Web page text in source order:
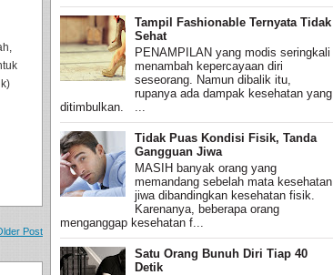
Post
Tampil Fashionable Ternyata Tidak
Sehat
PENAMPILAN yang modis seringkali
menambah kepercayaan diri
seseorang. Namun dibalik itu,
rupanya ada dampak kesehatan yang
ditimbulkan. ...
Tidak Puas Kondisi Fisik, Tanda
Gangguan Jiwa
MASIH banyak orang yang
memandang sebelah mata kesehatan
jiwa dibandingkan kesehatan fisik.
Karenanya, beberapa orang
menganggap kesehatan f...
Satu Orang Bunuh Diri Tiap 40
Detik